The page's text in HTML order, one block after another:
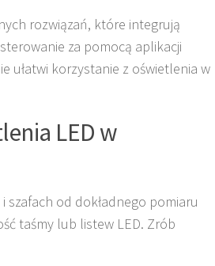
rozwiązań, które integrują
za pomocą aplikacji
ułatwi korzystanie z oświetlenia w
LED w
szafach od dokładnego pomiaru
taśmy lub listew LED. Zrób